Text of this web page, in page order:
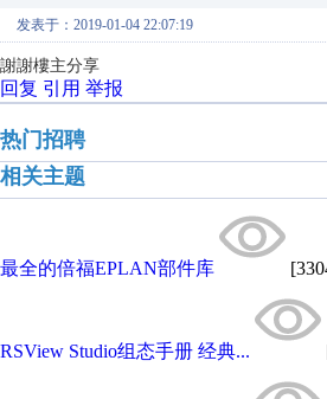
发表于：2019-01-04 22:07:19
謝謝樓主分享
回复 引用 举报
热门招聘
相关主题
最全的倍福EPLAN部件库
RSView Studio组态手册 经典...